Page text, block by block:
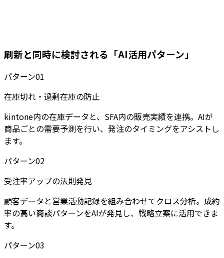
刷新と同時に検討される「AI活用パターン」
パターン01
在庫切れ・過剰在庫の防止
kintone内の在庫データと、SFA内の販売実績を連携。AIが
商品ごとの需要予測を行い、発注のタイミングをアシストし
ます。
パターン02
受注率アップの法則発見
顧客データと営業活動記録を組み合わせてクロス分析。成約
率の高い商談パターンをAIが発見し、戦略立案に活用できま
す。
パターン03